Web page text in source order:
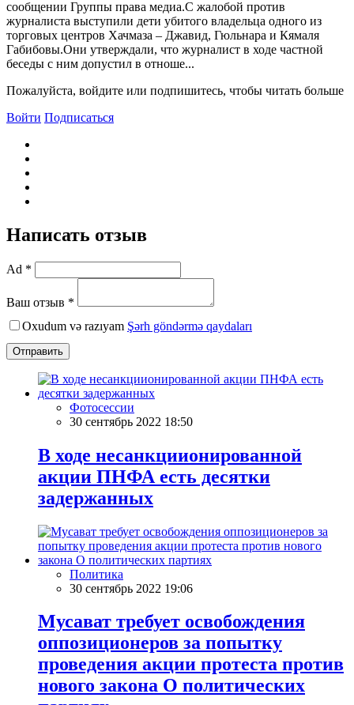
сообщении Группы права медиа.С жалобой против
журналиста выступили дети убитого владельца одного из
торговых центров Хачмаза – Джавид, Гюльнара и Кямаля
Габибовы.Они утверждали, что журналист в ходе частной
беседы с ним допустил в отноше...
Пожалуйста, войдите или подпишитесь, чтобы читать больше
Войти Подписаться
Написать отзыв
Ad *
Ваш отзыв *
Oxudum və razıyam Şərh göndərmə qaydaları
Отправить
Фотосессии
30 сентябрь 2022 18:50
В ходе несанкциионированной
акции ПНФА есть десятки
задержанных
Политика
30 сентябрь 2022 19:06
Мусават требует освобождения
оппозиционеров за попытку
проведения акции протеста против
нового закона О политических